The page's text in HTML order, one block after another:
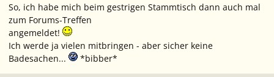
So, ich habe mich beim gestrigen Stammtisch dann auch mal
zum Forums-Treffen
angemeldet!
Ich werde ja vielen mitbringen - aber sicher keine
Badesachen...
*bibber*